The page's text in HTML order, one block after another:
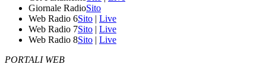
Giornale RadioSito
Web Radio 6Sito | Live
Web Radio 7Sito | Live
Web Radio 8Sito | Live
PORTALI WEB